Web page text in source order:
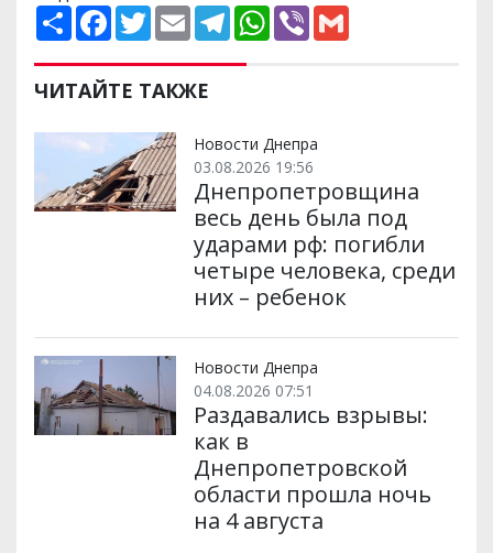
П
о
и
р
и
и
F
a
e
b
o
k
T
w
t
t
e
E
m
i
l
T
e
e
m
W
h
p
V
ЧИТАЙТЕ ТАКЖЕ
Новости Днепра
03.08.2026 19:56
Днепропетровщина
весь день была под
ударами рф: погибли
четыре человека, среди
них – ребенок
Новости Днепра
04.08.2026 07:51
Раздавались взрывы:
как в
Днепропетровской
области прошла ночь
на 4 августа